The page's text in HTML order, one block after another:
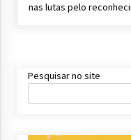
nas lutas pelo
Pesquisar no site